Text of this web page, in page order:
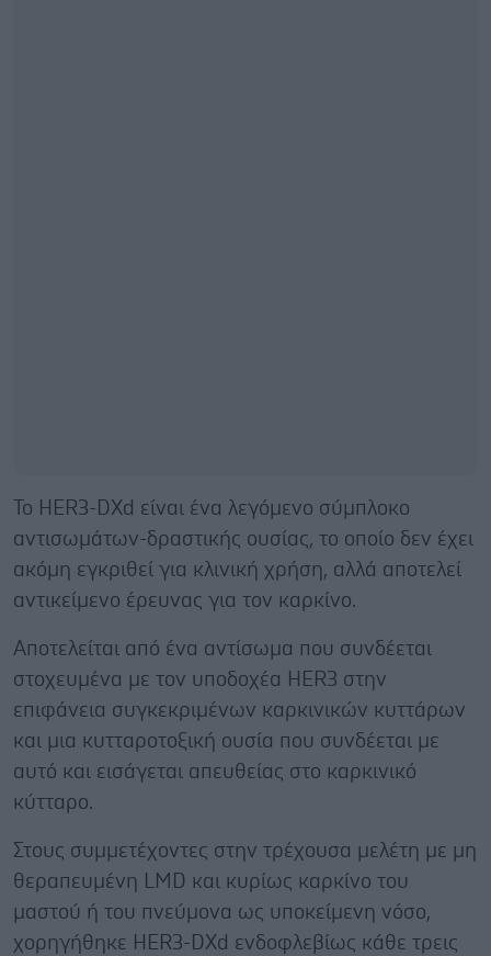
Το HER3-DXd είναι ένα λεγόμενο σύμπλοκο
αντισωμάτων-δραστικής ουσίας, το οποίο δεν έχει
ακόμη εγκριθεί για κλινική χρήση, αλλά αποτελεί
αντικείμενο έρευνας για τον καρκίνο.
Αποτελείται από ένα αντίσωμα που συνδέεται
στοχευμένα με τον υποδοχέα HER3 στην
επιφάνεια συγκεκριμένων καρκινικών κυττάρων
και μια κυτταροτοξική ουσία που συνδέεται με
αυτό και εισάγεται απευθείας στο καρκινικό
κύτταρο.
Στους συμμετέχοντες στην τρέχουσα μελέτη με μη
θεραπευμένη LMD και κυρίως καρκίνο του
μαστού ή του πνεύμονα ως υποκείμενη νόσο,
χορηγήθηκε HER3-DXd ενδοφλεβίως κάθε τρεις